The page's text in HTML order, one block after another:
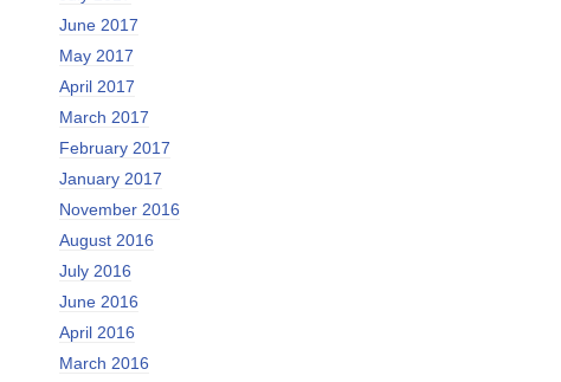
June 2017
May 2017
April 2017
March 2017
February 2017
January 2017
November 2016
August 2016
July 2016
June 2016
April 2016
March 2016